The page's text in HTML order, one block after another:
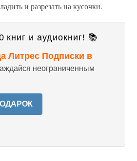
и разрезать на кусочки.
книг и аудиокниг! 📚
Литрес Подписки в
неограниченным